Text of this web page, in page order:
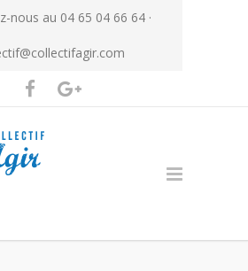
nous au 04 65 04 66 64 ·